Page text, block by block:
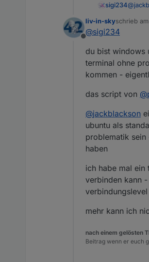
PS:
sigi234@
Ich
Zitat:
Die
Offline
liv-in-skyschrieb am
zuletzt
@sigi234
du bist windows
terminal ohne
kommen -
das script von @
@jackblackson
ubuntu als
problematik
haben
ich habe mal
verbinden kann
mehr kann ich
nach einem gelösten
Beitrag wenn er euch